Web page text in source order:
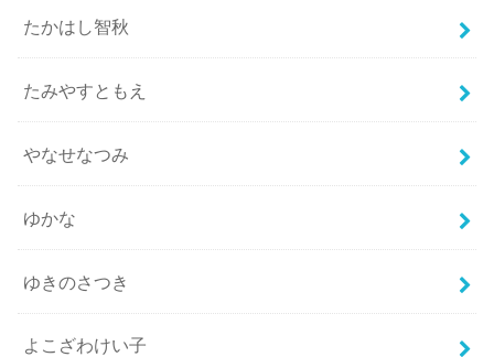
たかはし智秋
たみやすともえ
やなせなつみ
ゆかな
ゆきのさつき
よこざわけい子